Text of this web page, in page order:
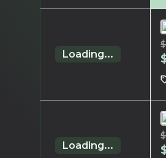
Loading...
$
Loading...
$